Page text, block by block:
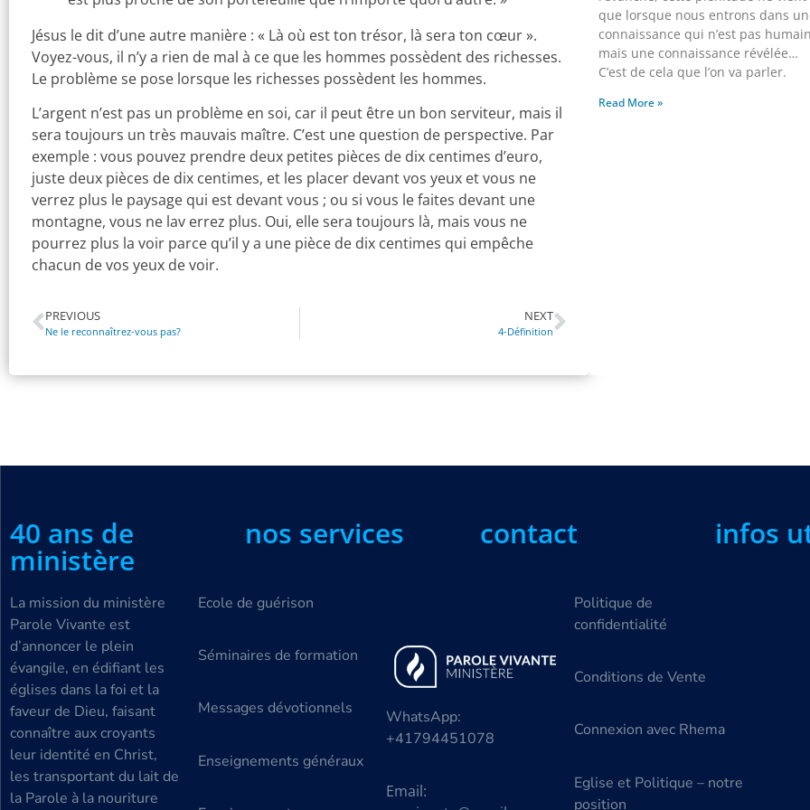
Jésus le dit d’une autre manière : « Là où est ton trésor, là sera ton cœur ».
Voyez-vous, il n’y a rien de mal à ce que les hommes possèdent des richesses.
Le problème se pose lorsque les richesses possèdent les hommes.
L’argent n’est pas un problème en soi, car il peut être un bon serviteur, mais il
sera toujours un très mauvais maître. C’est une question de perspective. Par
exemple : vous pouvez prendre deux petites pièces de dix centimes d’euro,
juste deux pièces de dix centimes, et les placer devant vos yeux et vous ne
verrez plus le paysage qui est devant vous ; ou si vous le faites devant une
montagne, vous ne lav errez plus. Oui, elle sera toujours là, mais vous ne
pourrez plus la voir parce qu’il y a une pièce de dix centimes qui empêche
chacun de vos yeux de voir.
PREVIOUS
Ne le reconnaîtrez-vous pas?
NEXT
4-Définition
que lorsque nous entrons dans
connaissance qui n’est pas
mais une connaissance révélée…
C’est de cela que l’on va parler.
Read More »
40 ans de
ministère
nos services contact infos
La mission du ministère
Parole Vivante est
d’annoncer le plein
évangile, en édifiant les
églises dans la foi et la
faveur de Dieu, faisant
connaître aux croyants
leur identité en Christ,
les transportant du lait de
la Parole à la nouriture
Ecole de guérison
Séminaires de formation
Messages dévotionnels
Enseignements généraux
WhatsApp:
+41794451078
Email:
Politique de
confidentialité
Conditions de Vente
Connexion avec Rhema
Eglise et Politique – notre
position